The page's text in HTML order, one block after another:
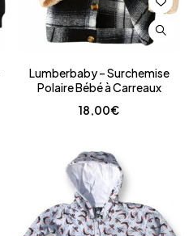
Lumberbaby – Surchemise
Polaire Bébé à Carreaux
18,00€